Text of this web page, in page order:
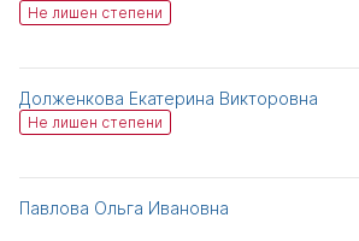
Не лишен степени
Долженкова Екатерина Викторовна
Не лишен степени
Павлова Ольга Ивановна